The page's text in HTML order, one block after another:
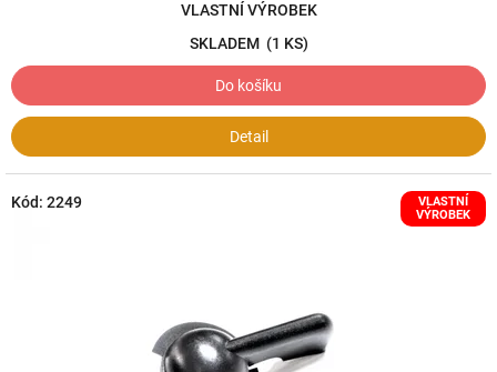
VLASTNÍ VÝROBEK
SKLADEM (1 KS)
Do košíku
Detail
VLASTNÍ
VÝROBEK
Kód: 2249